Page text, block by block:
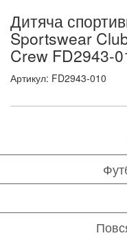
Дитяча
Sportswear
Crew FD2943-
Артикул: FD2943-010